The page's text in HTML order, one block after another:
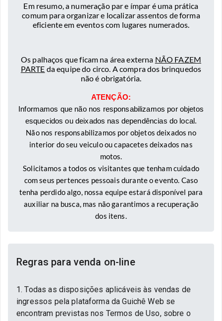
Em resumo, a numeração par e ímpar é uma prática
comum para organizar e localizar assentos de forma
eficiente em eventos com lugares numerados.
Os palhaços que ficam na área externa NÃO FAZEM
PARTE da equipe do circo. A compra dos brinquedos
não é obrigatória.
ATENÇÃO:
Informamos que não nos responsabilizamos por objetos
esquecidos ou deixados nas dependências do local.
Não nos responsabilizamos por objetos deixados no
interior do seu veiculo ou capacetes deixados nas
motos.
Solicitamos a todos os visitantes que tenham cuidado
com seus pertences pessoais durante o evento. Caso
tenha perdido algo, nossa equipe estará disponível para
auxiliar na busca, mas não garantimos a recuperação
dos itens.
Regras para venda on-line
1. Todas as disposições aplicáveis às vendas de
ingressos pela plataforma da Guichê Web se
encontram previstas nos Termos de Uso, sobre o